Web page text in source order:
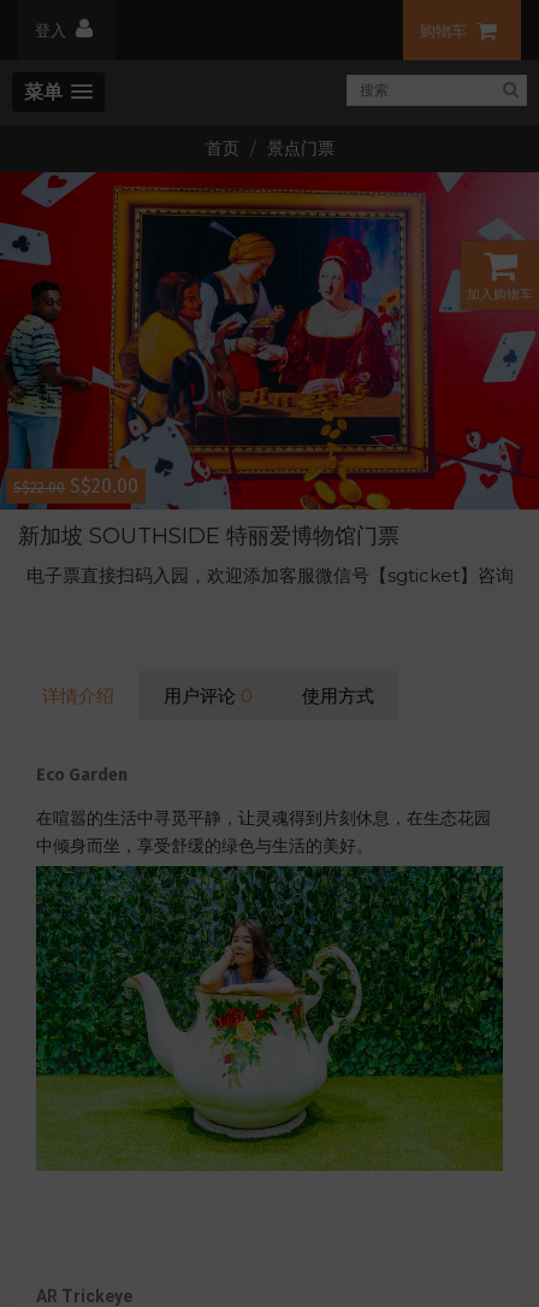
登入 购物车
菜单
首页 景点门票
加入购物车
S$22.00 S$20.00
新加坡 SOUTHSIDE 特丽爱博物馆门票
电子票直接扫码入园，欢迎添加客服微信号【sgticket】咨询
详情介绍 用户评论 0 使用方式
Eco Garden
在喧嚣的生活中寻觅平静，让灵魂得到片刻休息，在生态花园
中倾身而坐，享受舒缓的绿色与生活的美好。
AR Trickeye